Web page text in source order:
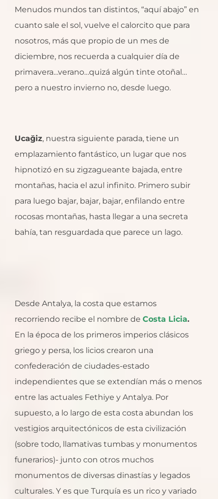
Menudos mundos tan distintos, “aquí abajo” en
cuanto sale el sol, vuelve el calorcito que para
nosotros, más que propio de un mes de
diciembre, nos recuerda a cualquier día de
primavera…verano…quizá algún tinte otoñal…
pero a nuestro invierno no, desde luego.
Ucağiz, nuestra siguiente parada, tiene un
emplazamiento fantástico, un lugar que nos
hipnotizó en su zigzagueante bajada, entre
montañas, hacia el azul infinito. Primero subir
para luego bajar, bajar, bajar, enfilando entre
rocosas montañas, hasta llegar a una secreta
bahía, tan resguardada que parece un lago.
Desde Antalya, la costa que estamos
recorriendo recibe el nombre de Costa Licia.
En la época de los primeros imperios clásicos
griego y persa, los licios crearon una
confederación de ciudades-estado
independientes que se extendían más o menos
entre las actuales Fethiye y Antalya. Por
supuesto, a lo largo de esta costa abundan los
vestigios arquitectónicos de esta civilización
(sobre todo, llamativas tumbas y monumentos
funerarios)- junto con otros muchos
monumentos de diversas dinastías y legados
culturales. Y es que Turquía es un rico y variado